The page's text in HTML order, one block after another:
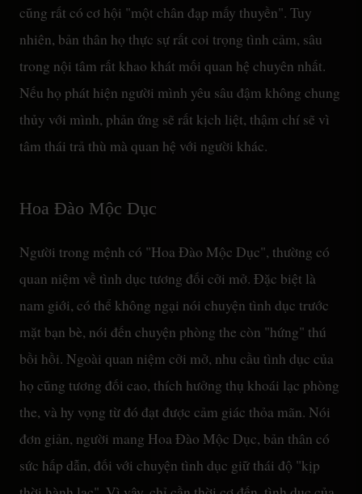
cũng rất có cơ hội "một chân đạp mấy thuyền". Tuy
nhiên, bản thân họ thực sự rất coi trọng tình cảm, sâu
trong nội tâm rất khao khát mối quan hệ chuyên nhất.
Nếu họ phát hiện người mình yêu sâu đậm không chung
thủy với mình, phản ứng sẽ rất kịch liệt, thậm chí sẽ vì
tâm thái trả thù mà quan hệ với người khác.
Hoa Đào Mộc Dục
Người trong mệnh có "Hoa Đào Mộc Dục", thường có
quan niệm về tình dục tương đối cởi mở. Đặc biệt là
nam giới, có thể không ngại nói chuyện tình dục trước
mặt bạn bè, nói đến chuyện phòng the còn "hứng" thú
bồi hồi. Ngoài quan niệm cởi mở, nhu cầu tình dục của
họ cũng tương đối cao, thích hưởng thụ khoái lạc phòng
the, và hy vọng từ đó đạt được cảm giác thỏa mãn. Nói
đơn giản, người mang Hoa Đào Mộc Dục, bản thân có
sức hấp dẫn, đối với chuyện tình dục giữ thái độ "kịp